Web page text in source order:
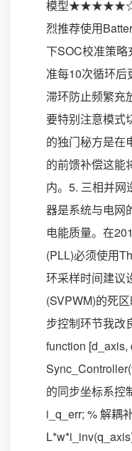
模型★★★★★☆☆
烈推荐使用
下SOC校准策
准每10次循环后
滞环防止频繁充
要特别注意模式
的独门秘方是在
的前馈补偿这能
内。5. 三相并网
器是系统与电网
电能质量。在
(PLL)必须使用
环采样时间建议
(SVPWM)的死
步控制环节我改
function [d_axis,
的同步坐标系控
i_q_err; % 解耦